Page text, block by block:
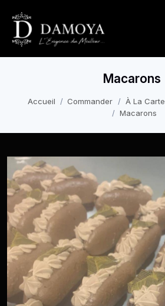
Macarons
Accueil Commander À La Carte
Macarons